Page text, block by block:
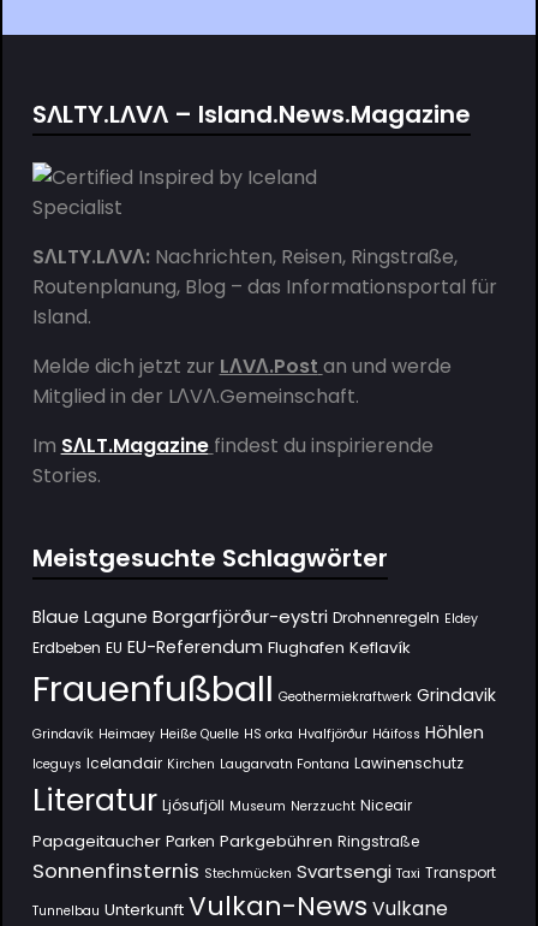
SΛLTY.LΛVΛ – Island.News.Magazine
SΛLTY.LΛVΛ:Nachrichten, Reisen, Ringstraße,
Routenplanung, Blog – das Informationsportal für
Island.
Melde dich jetzt zur LΛVΛ.Post an und werde
Mitglied in der LΛVΛ.Gemeinschaft.
Im SΛLT.Magazine findest du inspirierende
Stories.
Meistgesuchte Schlagwörter
Blaue Lagune Borgarfjörður-eystri Drohnenregeln Eldey
Erdbeben EU EU-Referendum Flughafen Keflavík
Frauenfußball Geothermiekraftwerk Grindavik
Grindavík Heimaey Heiße Quelle HS orka Hvalfjörður Háifoss Höhlen
Iceguys Icelandair Kirchen Laugarvatn Fontana Lawinenschutz
Literatur Ljósufjöll Museum Nerzzucht Niceair
Papageitaucher Parken Parkgebühren Ringstraße
Sonnenfinsternis Stechmücken Svartsengi Taxi Transport
Tunnelbau Unterkunft Vulkan-News Vulkane